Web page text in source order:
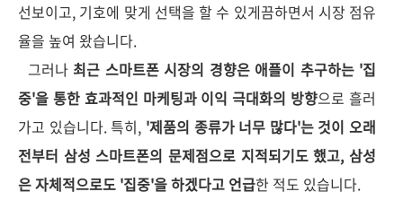
선보이고, 기호에 맞게 선택을 할 수 있게끔하면서 시장 점유
율을 높여 왔습니다.
그러나 최근 스마트폰 시장의 경향은 애플이 추구하는 '집
중'을 통한 효과적인 마케팅과 이익 극대화의 방향으로 흘러
가고 있습니다. 특히, '제품의 종류가 너무 많다'는 것이 오래
전부터 삼성 스마트폰의 문제점으로 지적되기도 했고, 삼성
은 자체적으로도 '집중'을 하겠다고 언급한 적도 있습니다.